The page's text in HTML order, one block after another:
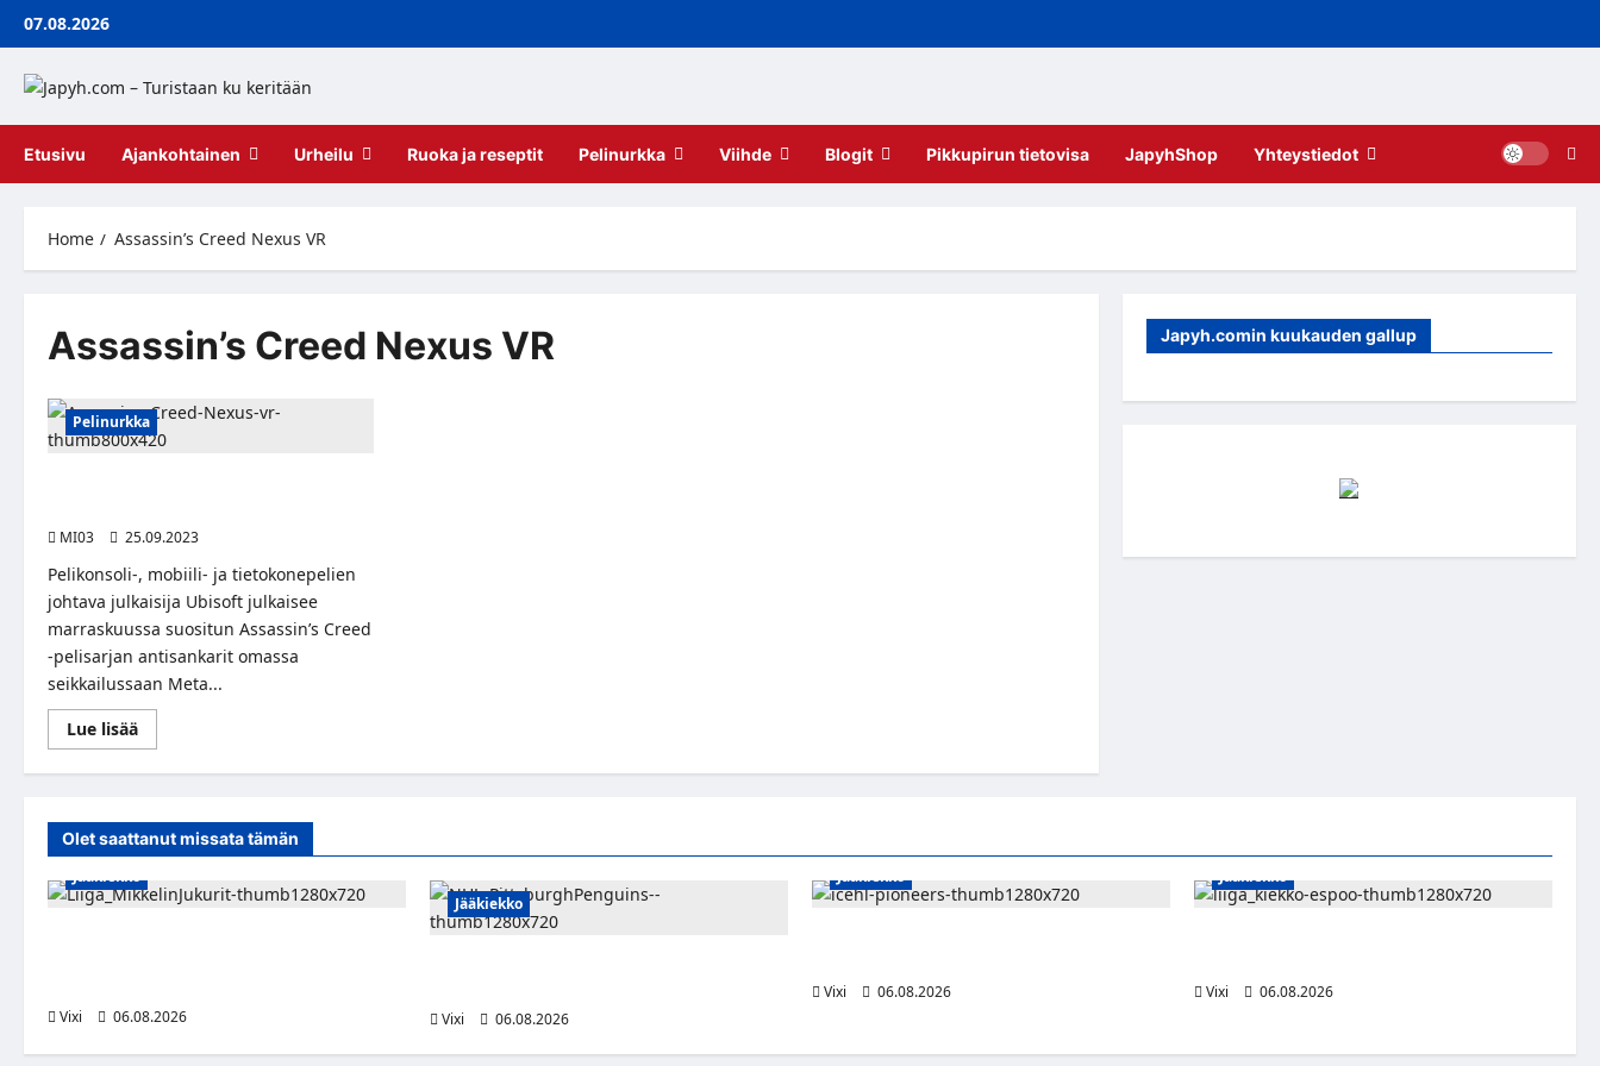
Skip07.08.2026
Etusivu Ajankohtainen Urheilu Ruoka ja reseptit Pelinurkka Viihde Blogit Pikkupirun tietovisa JapyhShop Yhteystiedot
Home Assassin’s Creed Nexus VR
Assassin’s Creed Nexus VR
Pelinurkka
MI03
25.09.2023
Pelikonsoli-, mobiili- ja tietokonepelien
johtava julkaisija Ubisoft julkaisee
marraskuussa suositun Assassin’s Creed
-pelisarjan antisankarit omassa
seikkailussaan Meta...
Lue lisääRead
more
Assassin’s
VR
tuo
toimintaseikkailun
virtuaalilaseille
Japyh.comin kuukauden gallup
Olet saattanut missata tämän
Jääkiekko
Vixi
06.08.2026
Jääkiekko
Vixi
06.08.2026
Jääkiekko
Vixi
06.08.2026
Jääkiekko
Vixi
06.08.2026